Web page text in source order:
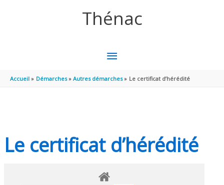
Thénac
MENU
PRINCIPAL
Accueil Démarches Autres démarches Le certificat d’hérédité
Le certificat d’hérédité